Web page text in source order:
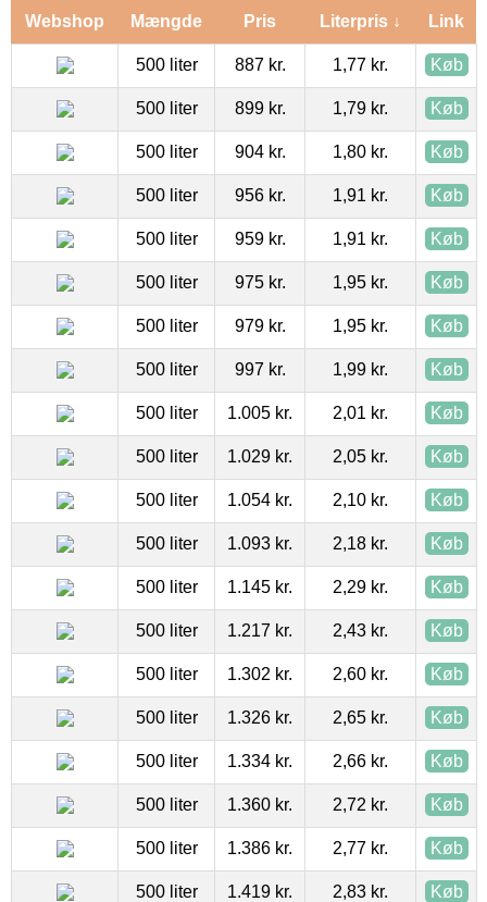
Webshop Mængde Pris Literpris ↓ Link
500 liter 887 kr. 1,77 kr. Køb
500 liter 899 kr. 1,79 kr. Køb
500 liter 904 kr. 1,80 kr. Køb
500 liter 956 kr. 1,91 kr. Køb
500 liter 959 kr. 1,91 kr. Køb
500 liter 975 kr. 1,95 kr. Køb
500 liter 979 kr. 1,95 kr. Køb
500 liter 997 kr. 1,99 kr. Køb
500 liter 1.005 kr. 2,01 kr. Køb
500 liter 1.029 kr. 2,05 kr. Køb
500 liter 1.054 kr. 2,10 kr. Køb
500 liter 1.093 kr. 2,18 kr. Køb
500 liter 1.145 kr. 2,29 kr. Køb
500 liter 1.217 kr. 2,43 kr. Køb
500 liter 1.302 kr. 2,60 kr. Køb
500 liter 1.326 kr. 2,65 kr. Køb
500 liter 1.334 kr. 2,66 kr. Køb
500 liter 1.360 kr. 2,72 kr. Køb
500 liter 1.386 kr. 2,77 kr. Køb
500 liter 1.419 kr. 2,83 kr. Køb